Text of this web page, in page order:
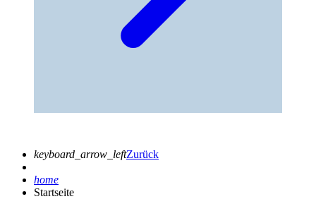
keyboard_arrow_leftZurück
home
Startseite